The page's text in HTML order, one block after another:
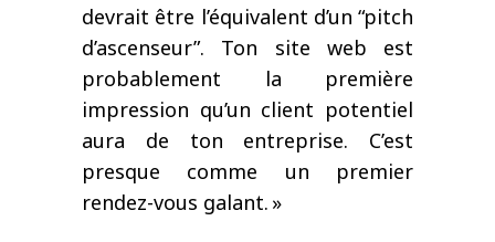
devrait être l’équivalent d’un “pitch
d’ascenseur”. Ton site web est
probablement la première
impression qu’un client potentiel
aura de ton entreprise. C’est
presque comme un premier
rendez-vous galant. »